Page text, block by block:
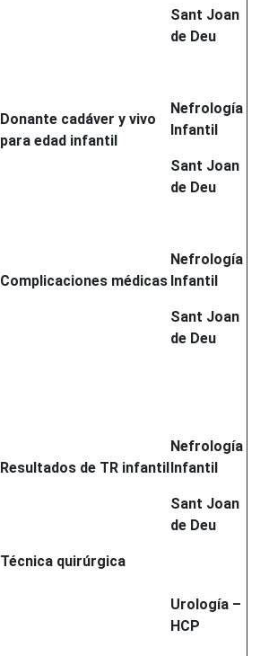
Sant Joan
de Deu
Donante cadáver y vivo
para edad infantil
Nefrología
Infantil
Sant Joan
de Deu
Complicaciones médicas
Nefrología
Infantil
Sant Joan
de Deu
Resultados de TR infantil
Nefrología
Infantil
Sant Joan
de Deu
Técnica quirúrgica
Urología –
HCP